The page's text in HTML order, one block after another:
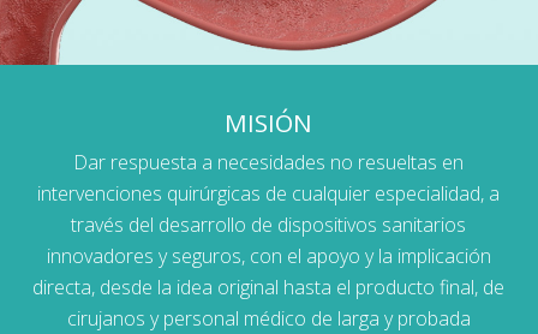
MISIÓN
Dar respuesta a necesidades no resueltas en
intervenciones quirúrgicas de cualquier especialidad, a
través del desarrollo de dispositivos sanitarios
innovadores y seguros, con el apoyo y la implicación
directa, desde la idea original hasta el producto final, de
cirujanos y personal médico de larga y probada